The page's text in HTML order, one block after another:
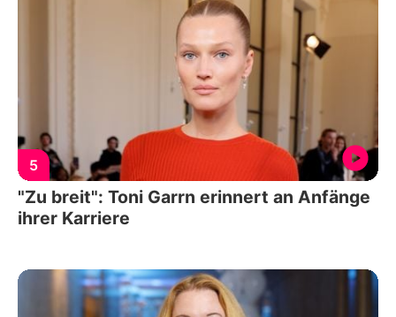
5
"Zu breit": Toni Garrn erinnert an Anfänge
ihrer Karriere